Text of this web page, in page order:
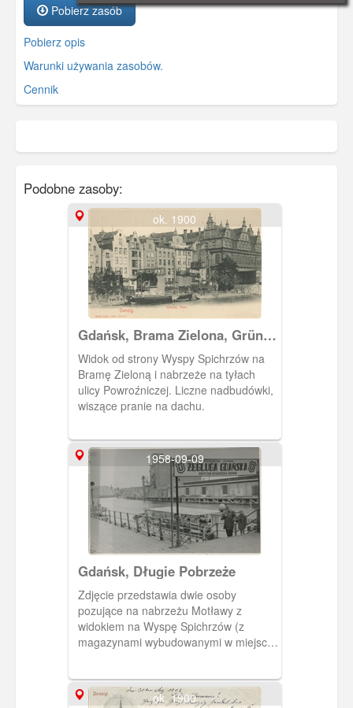
Pobierz zasób
Pobierz opis
Warunki używania zasobów.
Cennik
Podobne zasoby:
ok. 1900
Gdańsk, Brama Zielona, Grünes
Thor
Widok od strony Wyspy Spichrzów na
Bramę Zieloną i nabrzeże na tyłach
ulicy Powroźniczej. Liczne nadbudówki,
wiszące pranie na dachu.
1958-09-09
Gdańsk, Długie Pobrzeże
Zdjęcie przedstawia dwie osoby
pozujące na nabrzeżu Motławy z
widokiem na Wyspę Spichrzów (z
magazynami wybudowanymi w miejscu
roku i pieczątka zakładu
ok. 1900